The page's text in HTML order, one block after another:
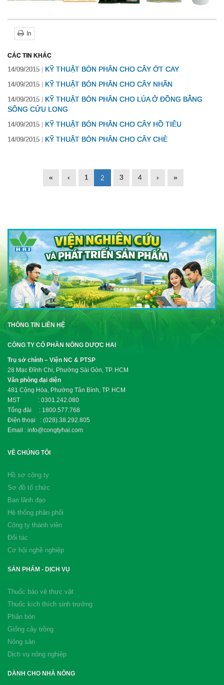
In
CÁC TIN KHÁC
14/09/2015 KỸ THUẬT BÓN PHÂN CHO CÂY ỚT CAY
14/09/2015 KỸ THUẬT BÓN PHÂN CHO CÂY NHÃN
14/09/2015
KỸ THUẬT BÓN PHÂN CHO LÚA Ở ĐỒNG BẰNG
SÔNG CỬU LONG
14/09/2015 KỸ THUẬT BÓN PHÂN CHO CÂY HỒ TIÊU
14/09/2015 KỸ THUẬT BÓN PHÂN CHO CÂY CHÈ
« ‹ 1 2 3 4 › »
THÔNG TIN LIÊN HỆ
CÔNG TY CỔ PHẦN NÔNG DƯỢC HAI
Trụ sở chính – Viện NC & PTSP
28 Mạc Đĩnh Chi, Phường Sài Gòn, TP. HCM
Văn phòng đại diện
481 Cộng Hòa, Phường Tân Bình, TP. HCM
MST : 0301.242.080
Tổng đài : 1800.577.768
Điện thoại : (028).38.292.805
Email : info@congtyhai.com
VỀ CHÚNG TÔI
Hồ sơ công ty
Sơ đồ tổ chức
Ban lãnh đạo
Hệ thống phân phối
Công ty thành viên
Đối tác
Cơ hội nghề nghiệp
SẢN PHẨM - DỊCH VỤ
Thuốc bảo vệ thực vật
Thuốc kích thích sinh trưởng
Phân bón
Giống cây trồng
Nông sản
Dịch vụ nông nghiệp
DÀNH CHO NHÀ NÔNG